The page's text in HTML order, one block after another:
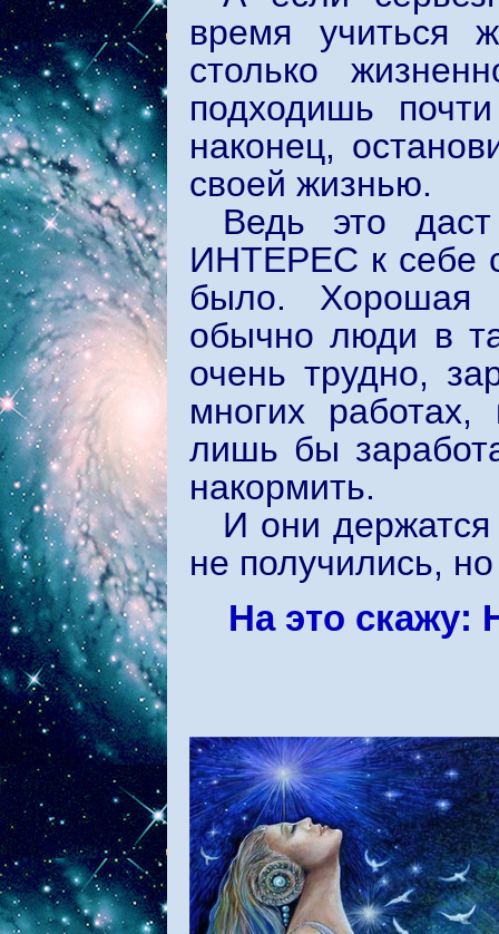
время учиться
столько
подходишь
наконец,
своей жизнью.
Ведь это
ИНТЕРЕС к себе
было. Хорошая
обычно люди в
очень трудно,
многих
лишь бы
накормить.
И они
не получились,
На это